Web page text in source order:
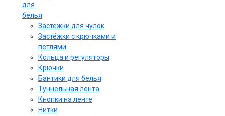
для
белья
Застежки для чулок
Застёжки с крючками и
петлями
Кольца и регуляторы
Крючки
Бантики для белья
Туннельная лента
Кнопки на ленте
Нитки